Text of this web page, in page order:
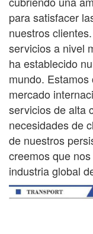
para satisfacer
nuestros
servicios a nivel
ha establecido
mundo.
mercado
servicios de alta
necesidades de
de nuestros
creemos que
industria global